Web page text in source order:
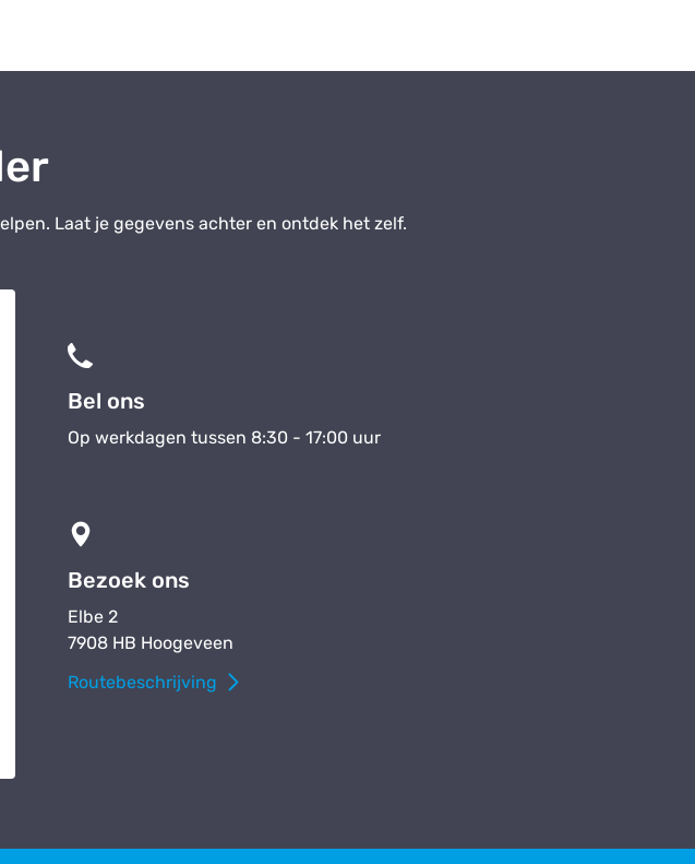
Laat je gegevens achter en ontdek het zelf.
Bel ons
Op werkdagen tussen 8:30 - 17:00 uur
Bezoek ons
Elbe 2
7908 HB Hoogeveen
Routebeschrijving